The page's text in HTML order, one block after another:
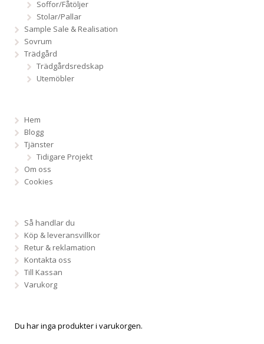
Soffor/Fåtöljer
Stolar/Pallar
Sample Sale & Realisation
Sovrum
Trädgård
Trädgårdsredskap
Utemöbler
Hem
Blogg
Tjänster
Tidigare Projekt
Om oss
Cookies
Så handlar du
Köp & leveransvillkor
Retur & reklamation
Kontakta oss
Till Kassan
Varukorg
Du har inga produkter i varukorgen.